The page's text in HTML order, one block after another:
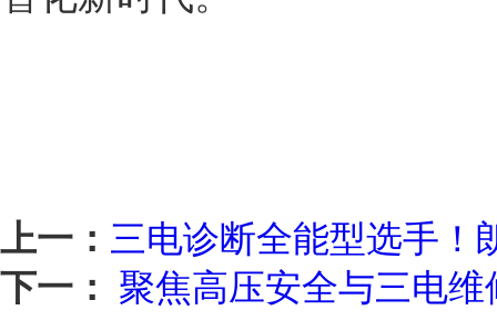
上一： 三电诊断全能型选手！
下一：
聚焦高压安全与三电维